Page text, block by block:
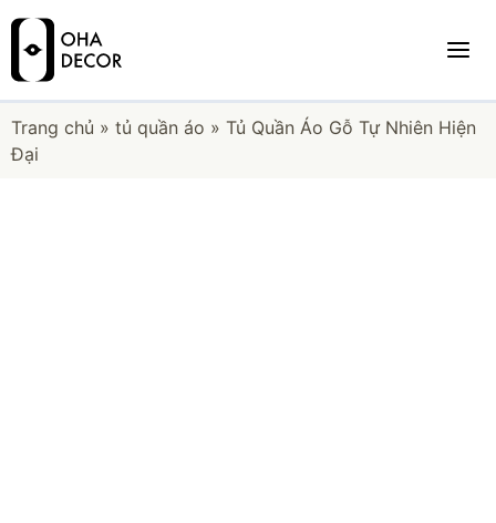
Trang chủ » tủ quần áo » Tủ Quần Áo Gỗ Tự Nhiên Hiện
Đại